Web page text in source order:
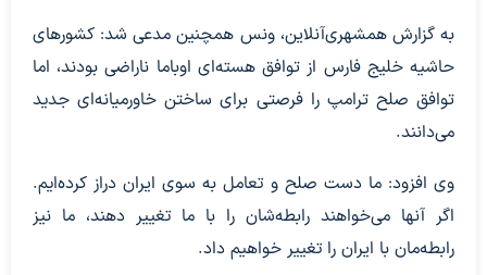
به گزارش همشهری‌آنلاین، ونس همچنین مدعی شد: کشورهای
حاشیه خلیج فارس از توافق هسته‌ای اوباما ناراضی بودند، اما
توافق صلح ترامپ را فرصتی برای ساختن خاورمیانه‌ای جدید
می‌دانند.
وی افزود: ما دست صلح و تعامل به سوی ایران دراز کرده‌ایم.
اگر آنها می‌خواهند رابطه‌شان را با ما تغییر دهند، ما نیز
رابطه‌مان با ایران را تغییر خواهیم داد.